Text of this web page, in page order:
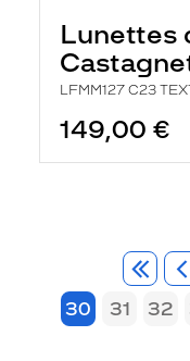
Lunettes
LFMM127 C23
149,00 €
30
31 32